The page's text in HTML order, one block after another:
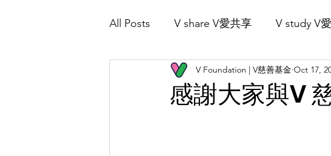
About Us 關於我們 Our Projects
All Posts V share V愛共享 V study V
V Play 愛共樂
感謝大家與V
V Foundation | V慈善基金 Oct 17,